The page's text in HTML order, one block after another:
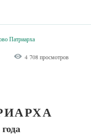
Патриарха
4 708 просмотров